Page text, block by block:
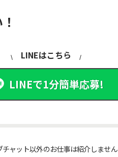
LINEはこちら
LINEで1分簡単応募!
チャット以外のお仕事は紹介しません